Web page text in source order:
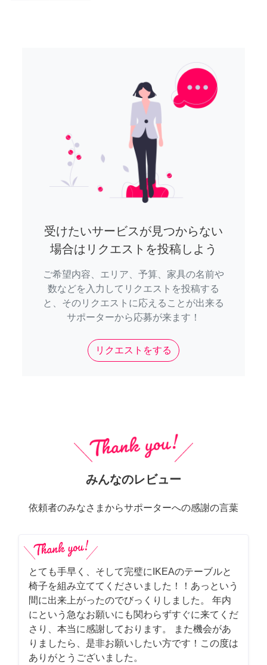
受けたいサービスが見つからない
場合はリクエストを投稿しよう
ご希望内容、エリア、予算、家具の名前や
数などを入力してリクエストを投稿する
と、そのリクエストに応えることが出来る
サポーターから応募が来ます！
リクエストをする
みんなのレビュー
依頼者のみなさまからサポーターへの感謝の言葉
とても手早く、そして完璧にIKEAのテーブルと
椅子を組み立ててくださいました！！あっという
間に出来上がったのでびっくりしました。 年内
にという急なお願いにも関わらずすぐに来てくだ
さり、本当に感謝しております。 また機会があ
りましたら、是非お願いしたい方です！この度は
ありがとうございました。